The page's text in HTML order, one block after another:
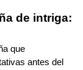
de intriga:
que
antes del